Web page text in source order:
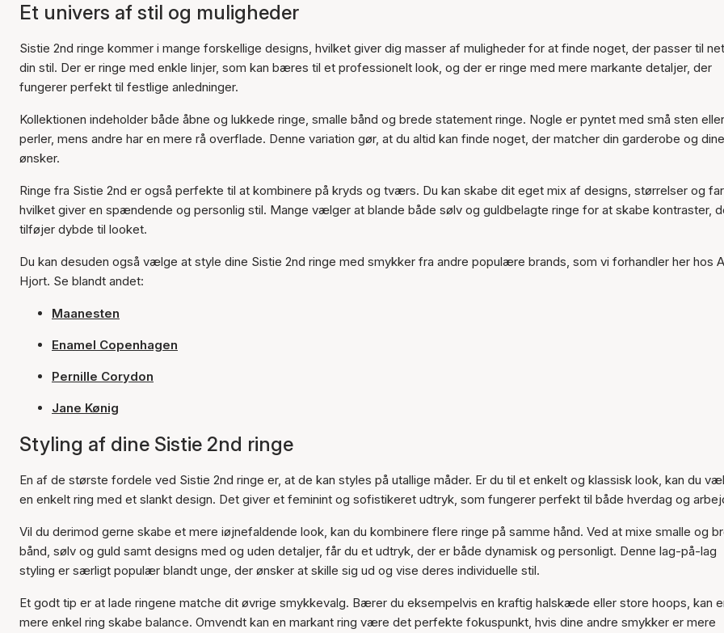
Et univers af stil og muligheder
Sistie 2nd ringe kommer i mange forskellige designs, hvilket giver dig masser af muligheder for at finde noget, der passer til
din stil. Der er ringe med enkle linjer, som kan bæres til et professionelt look, og der er ringe med mere markante detaljer, der
fungerer perfekt til festlige anledninger.
Kollektionen indeholder både åbne og lukkede ringe, smalle bånd og brede statement ringe. Nogle er pyntet med små sten eller
perler, mens andre har en mere rå overflade. Denne variation gør, at du altid kan finde noget, der matcher din garderobe og dine
ønsker.
Ringe fra Sistie 2nd er også perfekte til at kombinere på kryds og tværs. Du kan skabe dit eget mix af designs, størrelser og
hvilket giver en spændende og personlig stil. Mange vælger at blande både sølv og guldbelagte ringe for at skabe kontraster,
tilføjer dybde til looket.
Du kan desuden også vælge at style dine Sistie 2nd ringe med smykker fra andre populære brands, som vi forhandler her hos
Hjort. Se blandt andet:
Maanesten
Enamel Copenhagen
Pernille Corydon
Jane Kønig
Styling af dine Sistie 2nd ringe
En af de største fordele ved Sistie 2nd ringe er, at de kan styles på utallige måder. Er du til et enkelt og klassisk look, kan du
en enkelt ring med et slankt design. Det giver et feminint og sofistikeret udtryk, som fungerer perfekt til både hverdag og
Vil du derimod gerne skabe et mere iøjnefaldende look, kan du kombinere flere ringe på samme hånd. Ved at mixe smalle og
bånd, sølv og guld samt designs med og uden detaljer, får du et udtryk, der er både dynamisk og personligt. Denne lag-på-lag
styling er særligt populær blandt unge, der ønsker at skille sig ud og vise deres individuelle stil.
Et godt tip er at lade ringene matche dit øvrige smykkevalg. Bærer du eksempelvis en kraftig halskæde eller store hoops, kan
mere enkel ring skabe balance. Omvendt kan en markant ring være det perfekte fokuspunkt, hvis dine andre smykker er mere